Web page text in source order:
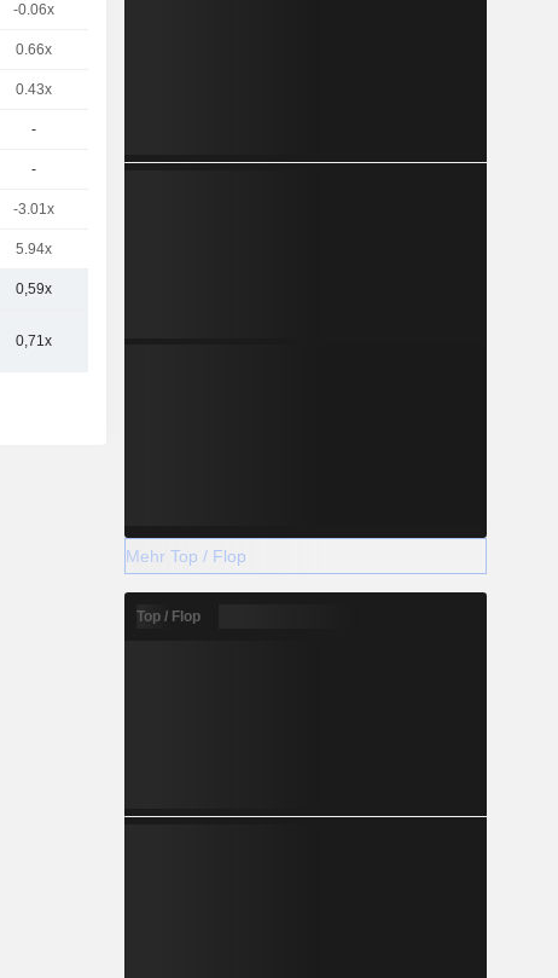
-0.06x
0.66x
0.43x
-
-
-3.01x
5.94x
0,59x
0,71x
Mehr Top / Flop
Top / Flop